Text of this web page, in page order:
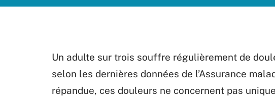
Un adulte sur trois souffre régulièrement de
selon les dernières données de l’Assurance
répandue, ces douleurs ne concernent pas